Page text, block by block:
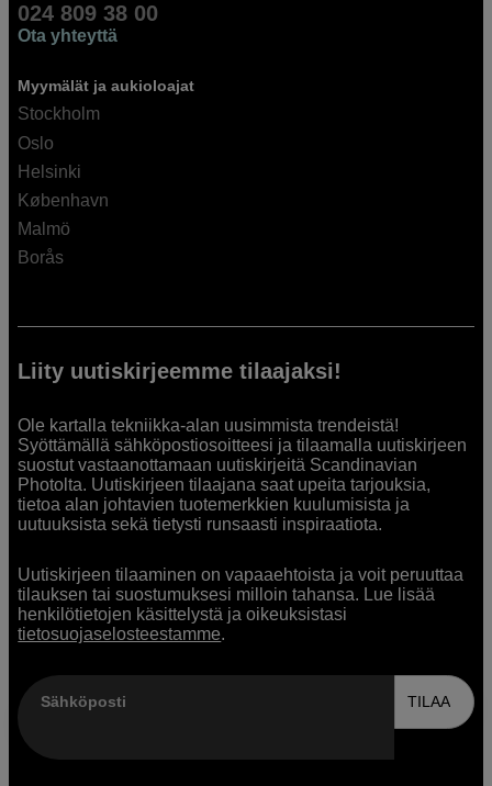
024 809 38 00
Ota yhteyttä
Myymälät ja aukioloajat
Stockholm
Oslo
Helsinki
København
Malmö
Borås
Liity uutiskirjeemme tilaajaksi!
Ole kartalla tekniikka-alan uusimmista trendeistä!
Syöttämällä sähköpostiosoitteesi ja tilaamalla uutiskirjeen
suostut vastaanottamaan uutiskirjeitä Scandinavian
Photolta. Uutiskirjeen tilaajana saat upeita tarjouksia,
tietoa alan johtavien tuotemerkkien kuulumisista ja
uutuuksista sekä tietysti runsaasti inspiraatiota.
Uutiskirjeen tilaaminen on vapaaehtoista ja voit peruuttaa
tilauksen tai suostumuksesi milloin tahansa. Lue lisää
henkilötietojen käsittelystä ja oikeuksistasi
tietosuojaselosteestamme.
Sähköposti TILAA